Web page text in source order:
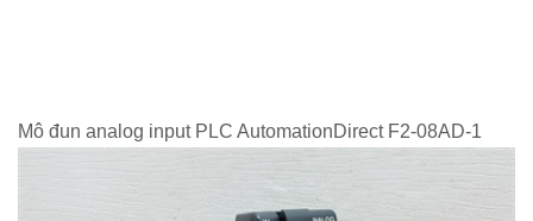
Mô đun analog input PLC AutomationDirect F2-08AD-1